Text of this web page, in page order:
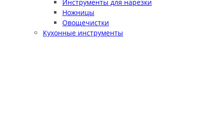
Инструменты для нарезки
Ножницы
Овощечистки
Кухонные инструменты